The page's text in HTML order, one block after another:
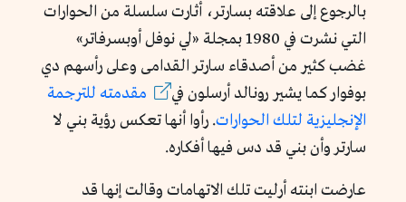
بالرجوع إلى علاقته بسارتر، أثارت سلسلة من الحوارات
التي نشرت في 1980
بمجلة «لي نوفل أوبسرفاتر»
غضب كثير من أصدقاء سارتر القدامى وعلى رأسهم دي
بوفوار كما يشير رونالد أرسلون في
مقدمته للترجمة
الإنجليزية لتلك الحوارات. رأوا أنها تعكس رؤية بني لا
سارتر وأن بني قد دس فيها أفكاره.
عارضت ابنته أرليت تلك الاتهامات وقالت إنها قد